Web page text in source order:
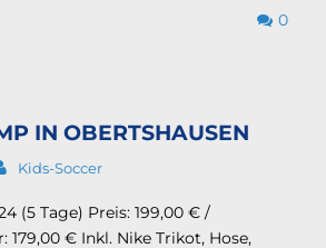
0
IN OBERTSHAUSEN
Kids-Soccer
(5 Tage) Preis: 199,00 € /
179,00 € Inkl. Nike Trikot, Hose,